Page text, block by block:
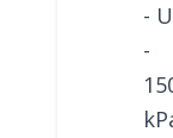
-
-